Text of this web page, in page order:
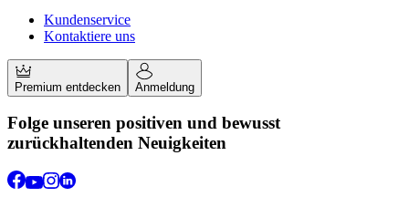
Kundenservice
Kontaktiere uns
Premium entdecken Anmeldung
Folge unseren positiven und bewusst
zurückhaltenden Neuigkeiten